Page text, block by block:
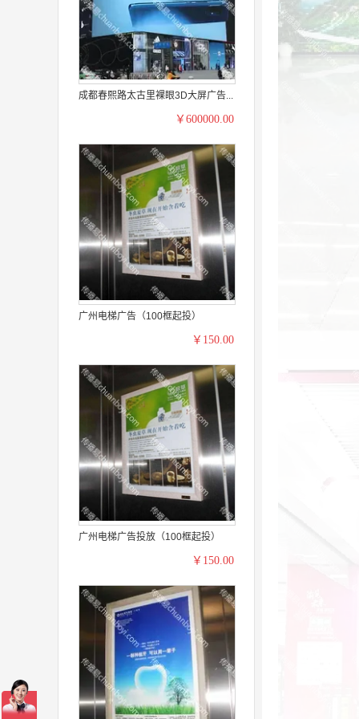
成都春熙路太古里裸眼3D大屏广告...
￥600000.00
广州电梯广告（100框起投）
￥150.00
广州电梯广告投放（100框起投）
￥150.00